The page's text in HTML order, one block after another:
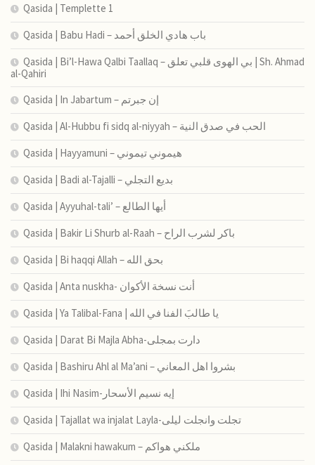
Qasida | Templette 1
Qasida | Babu Hadi – ﺑﺎب ﻫﺎدي اﻟﺨﻠﻖ أﺣﻤﺪ
Qasida | Bi’l-Hawa Qalbi Taallaq – بي الهوى قلبي تعلق | Sh. Ahmad
al-Qahiri
Qasida | In Jabartum – إن جبرتم
Qasida | Al-Hubbu fi sidq al-niyyah – الحب في صدق النية
Qasida | Hayyamuni – هيموني تيموني
Qasida | Badi al-Tajalli – بديع التجلي
Qasida | Ayyuhal-tali’ – أيها الطالع
Qasida | Bakir Li Shurb al-Raah – باكر لشرب الراح
Qasida | Bi haqqi Allah – بحق الله
Qasida | Anta nuskha- أنت نسخة الأكوان
Qasida | Ya Talibal-Fana | يا طالبَ الفنا في الله
Qasida | Darat Bi Majla Abha-دارت بمجلى
Qasida | Bashiru Ahl al Ma’ani – بشروا اهل المعاني
Qasida | Ihi Nasim-إيه نسيم الأسحار
Qasida | Tajallat wa injalat Layla-تجلت وانجلت ليلى
Qasida | Malakni hawakum – ملكني هواكم